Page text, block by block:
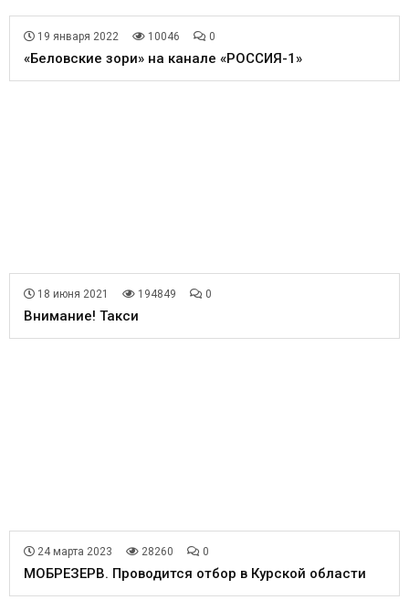
19 января 2022 10046 0
«Беловские зори» на канале «РОССИЯ-1»
18 июня 2021 194849 0
Внимание! Такси
24 марта 2023 28260 0
МОБРЕЗЕРВ. Проводится отбор в Курской области